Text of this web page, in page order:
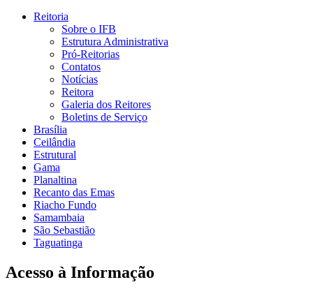
Reitoria
Sobre o IFB
Estrutura Administrativa
Pró-Reitorias
Contatos
Notícias
Reitora
Galeria dos Reitores
Boletins de Serviço
Brasília
Ceilândia
Estrutural
Gama
Planaltina
Recanto das Emas
Riacho Fundo
Samambaia
São Sebastião
Taguatinga
Acesso à Informação